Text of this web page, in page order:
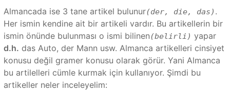
Almancada ise 3 tane artikel bulunur(der, die, das) .
Her ismin kendine ait bir artikeli vardır. Bu artikellerin bir
ismin önünde bulunması o ismi bilinen(belirli) yapar
d.h. das Auto, der Mann usw. Almanca artikelleri cinsiyet
konusu değil gramer konusu olarak görür. Yani Almanca
bu artilelleri cümle kurmak için kullanıyor. Şimdi bu
artikeller neler inceleyelim: